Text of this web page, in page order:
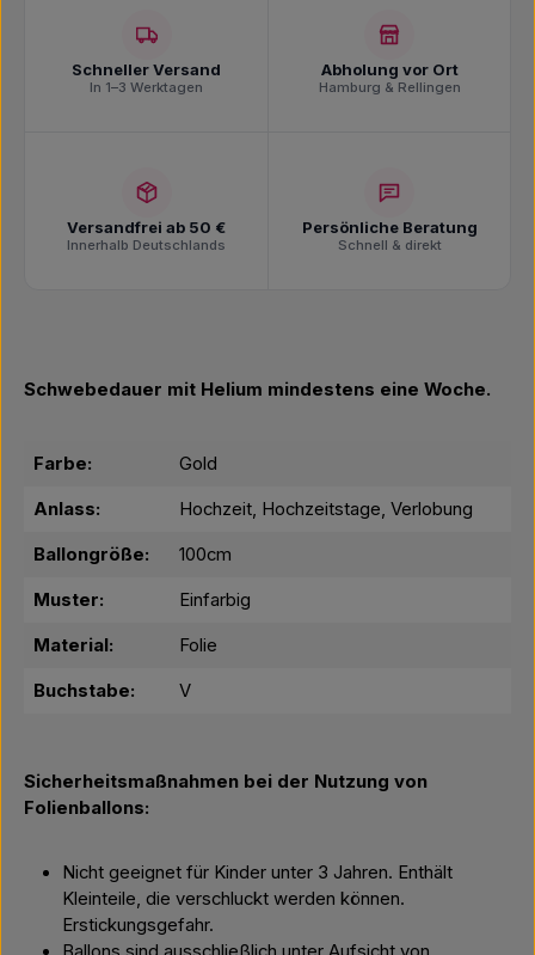
Schneller Versand
In 1–3 Werktagen
Abholung vor Ort
Hamburg & Rellingen
Versandfrei ab 50 €
Innerhalb Deutschlands
Persönliche Beratung
Schnell & direkt
Schwebedauer mit Helium mindestens eine Woche.
Farbe: Gold
Anlass: Hochzeit, Hochzeitstage, Verlobung
Ballongröße: 100cm
Muster: Einfarbig
Material: Folie
Buchstabe: V
Sicherheitsmaßnahmen bei der Nutzung von
Folienballons:
Nicht geeignet für Kinder unter 3 Jahren. Enthält
Kleinteile, die verschluckt werden können.
Erstickungsgefahr.